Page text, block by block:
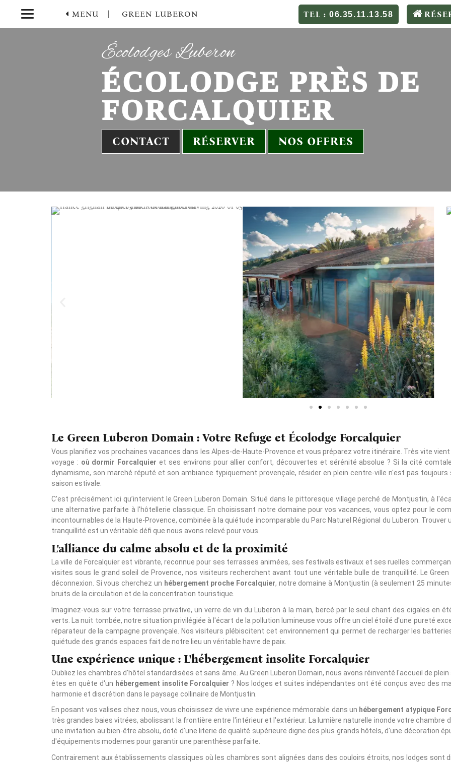
MENU | GREEN LUBERON TEL :06.35.11.13.58
Écolodges Luberon
ÉCOLODGE PRÈS DE
FORCALQUIER
CONTACT RÉSERVER NOS OFFRES
Le Green Luberon Domain : Votre Refuge et Écolodge Forcalquier
Vous planifiez vos prochaines vacances dans les Alpes-de-Haute-Provence et vous préparez votre itinéraire. Très vite
voyage : où dormir Forcalquier et ses environs pour allier confort, découvertes et sérénité absolue ? Si la cité
dynamisme, son marché réputé et son ambiance typiquement provençale, résider en plein centre-ville n'est pas
saison estivale.
C’est précisément ici qu’intervient le Green Luberon Domain. Situé dans le pittoresque village perché de Montjustin, à
une alternative parfaite à l'hôtellerie classique. En choisissant notre domaine pour vos vacances, vous optez pour le
incontournables de la Haute-Provence, combinée à la quiétude incomparable du Parc Naturel Régional du Luberon. Trouver
tranquillité est un véritable défi que nous avons relevé pour vous.
L'alliance du calme absolu et de la proximité
La ville de Forcalquier est vibrante, reconnue pour ses terrasses animées, ses festivals estivaux et ses ruelles
visites sous le grand soleil de Provence, nos visiteurs recherchent avant tout une véritable bulle de tranquillité. Le
déconnexion. Si vous cherchez un hébergement proche Forcalquier, notre domaine à Montjustin (à seulement 25
bruits de la circulation et de la concentration touristique.
Imaginez-vous sur votre terrasse privative, un verre de vin du Luberon à la main, bercé par le seul chant des cigales en
verts. La nuit tombée, notre situation privilégiée à l'écart de la pollution lumineuse vous offre un ciel étoilé d'une pureté
réparateur de la campagne provençale. Nos visiteurs plébiscitent cet environnement qui permet de recharger les
quiétude des grands espaces fait de notre lieu un véritable havre de paix.
Une expérience unique : L'hébergement insolite Forcalquier
Oubliez les chambres d'hôtel standardisées et sans âme. Au Green Luberon Domain, nous avons réinventé l'accueil de
êtes en quête d'un hébergement insolite Forcalquier ? Nos lodges et suites indépendantes ont été conçus avec des
harmonie et discrétion dans le paysage collinaire de Montjustin.
En posant vos valises chez nous, vous choisissez de vivre une expérience mémorable dans un hébergement atypique
très grandes baies vitrées, abolissant la frontière entre l'intérieur et l'extérieur. La lumière naturelle inonde votre chambre
une invitation au bien-être absolu, doté d'une literie de qualité supérieure digne des plus grands hôtels, d'une décoration
d'équipements modernes pour garantir une parenthèse parfaite.
Contrairement aux établissements classiques où les chambres sont alignées dans des couloirs étroits, nos lodges sont